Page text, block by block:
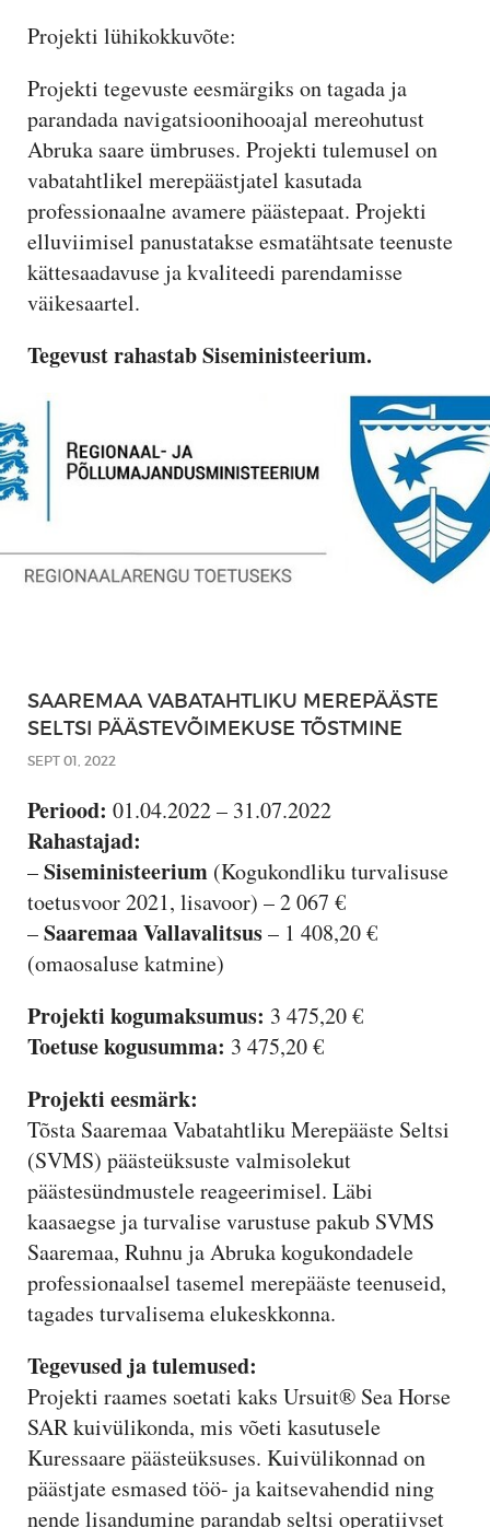
Projekti lühikokkuvõte:
Projekti tegevuste eesmärgiks on tagada ja
parandada navigatsioonihooajal mereohutust
Abruka saare ümbruses. Projekti tulemusel on
vabatahtlikel merepäästjatel kasutada
professionaalne avamere päästepaat. Projekti
elluviimisel panustatakse esmatähtsate teenuste
kättesaadavuse ja kvaliteedi parendamisse
väikesaartel.
Tegevust rahastab Siseministeerium.
SAAREMAA VABATAHTLIKU MEREPÄÄSTE
SELTSI PÄÄSTEVÕIMEKUSE TÕSTMINE
SEPT 01, 2022
Periood: 01.04.2022 – 31.07.2022
Rahastajad:
–Siseministeerium (Kogukondliku turvalisuse
toetusvoor 2021, lisavoor) – 2 067 €
–Saaremaa Vallavalitsus– 1 408,20 €
(omaosaluse katmine)
Projekti kogumaksumus: 3 475,20 €
Toetuse kogusumma: 3 475,20 €
Projekti eesmärk:
Tõsta Saaremaa Vabatahtliku Merepääste Seltsi
(SVMS) päästeüksuste valmisolekut
päästesündmustele reageerimisel. Läbi
kaasaegse ja turvalise varustuse pakub SVMS
Saaremaa, Ruhnu ja Abruka kogukondadele
professionaalsel tasemel merepääste teenuseid,
tagades turvalisema elukeskkonna.
Tegevused ja tulemused:
Projekti raames soetati kaks Ursuit® Sea Horse
SAR kuivülikonda, mis võeti kasutusele
Kuressaare päästeüksuses. Kuivülikonnad on
päästjate esmased töö- ja kaitsevahendid ning
nende lisandumine parandab seltsi operatiivset